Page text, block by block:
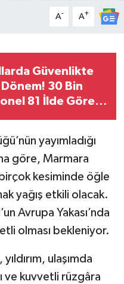
A- A+
Güvenlikte
30 Bin
81 İlde Göreve
yayımladığı
göre, Marmara
kesiminde öğle
yağış etkili olacak.
Avrupa Yakası’nda
olması bekleniyor.
ulaşımda
ve kuvvetli rüzgâra